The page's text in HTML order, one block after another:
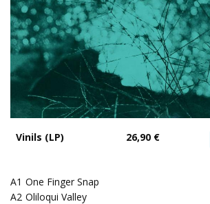
Vinils (LP) 26,90 €
A1 One Finger Snap
A2 Oliloqui Valley